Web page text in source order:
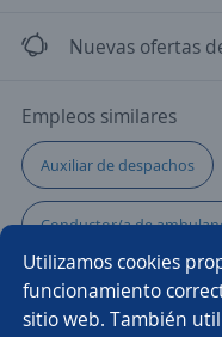
Utilizamos cookies
funcionamiento
sitio web. También
Nuevas ofertas
Empleos similares
Auxiliar de despachos
Conductor/a de
Asistente de producción